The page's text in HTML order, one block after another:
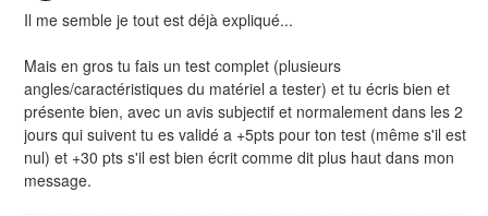
Il me semble je tout est déjà expliqué...
Mais en gros tu fais un test complet (plusieurs
angles/caractéristiques du matériel a tester) et tu écris bien et
présente bien, avec un avis subjectif et normalement dans les 2
jours qui suivent tu es validé a +5pts pour ton test (même s'il est
nul) et +30 pts s'il est bien écrit comme dit plus haut dans mon
message.